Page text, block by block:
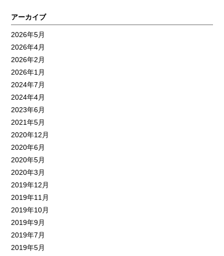
アーカイブ
2026年5月
2026年4月
2026年2月
2026年1月
2024年7月
2024年4月
2023年6月
2021年5月
2020年12月
2020年6月
2020年5月
2020年3月
2019年12月
2019年11月
2019年10月
2019年9月
2019年7月
2019年5月